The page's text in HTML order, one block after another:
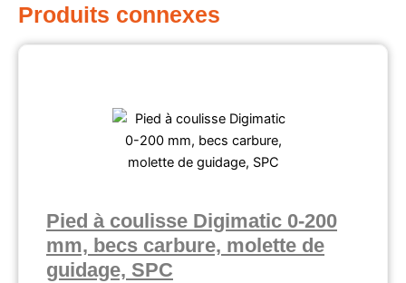
Produits connexes
Pied à coulisse Digimatic 0-200
mm, becs carbure, molette de
guidage, SPC